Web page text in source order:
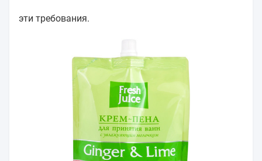
эти требования.